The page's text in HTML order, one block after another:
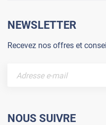
NEWSLETTER
Recevez nos offres et
NOUS SUIVRE